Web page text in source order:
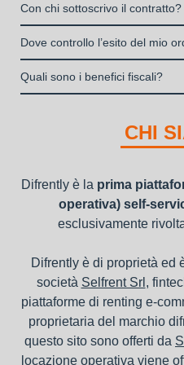
I privati consumatori non
stipulata da Grenke Italia
noleggio B2B con cui
dei beni e con vantaggi
Con chi sottoscrivo il contratto?
Il contratto di locazione
operativa di beni mobili
della richiesta da
Dove controllo l’esito del mio
Una volta fatto login vai
Quali sono i benefici fiscali?
nel bilancio, poiché i canoni
canoni di noleggio sono
CHI
Difrently è la prima
operativa) self-
esclusivamente
Difrently è di proprietà ed
società Selfrent Srl ,
piattaforme di renting e-
proprietaria del marchio
questo sito sono offerti da
locazione operativa viene